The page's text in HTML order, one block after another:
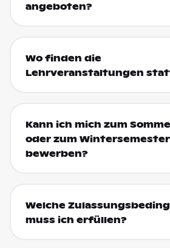
angeboten?
Wo finden die
Lehrveranstaltungen
Kann ich mich zum
oder zum Wintersemester
bewerben?
Welche
muss ich erfüllen?